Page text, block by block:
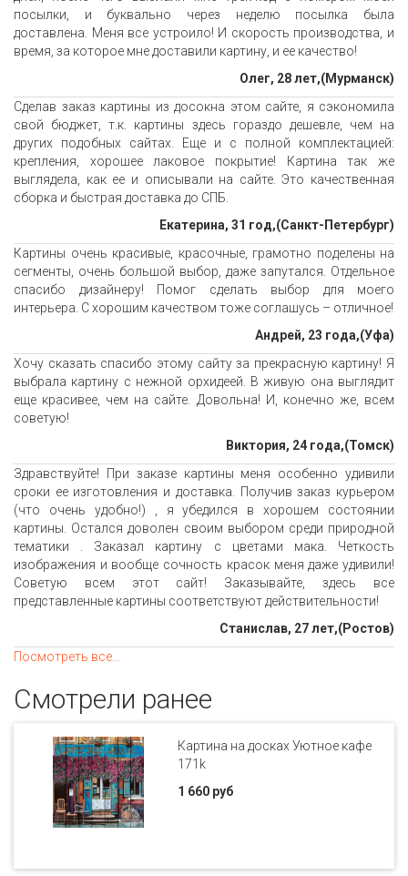
посылки, и буквально через неделю посылка была
доставлена. Меня все устроило! И скорость производства, и
время, за которое мне доставили картину, и ее качество!
Олег, 28 лет,(Мурманск)
Сделав заказ картины из досокна этом сайте, я сэкономила
свой бюджет, т.к. картины здесь гораздо дешевле, чем на
других подобных сайтах. Еще и с полной комплектацией:
крепления, хорошее лаковое покрытие! Картина так же
выглядела, как ее и описывали на сайте. Это качественная
сборка и быстрая доставка до СПБ.
Екатерина, 31 год,(Санкт-Петербург)
Картины очень красивые, красочные, грамотно поделены на
сегменты, очень большой выбор, даже запутался. Отдельное
спасибо дизайнеру! Помог сделать выбор для моего
интерьера. С хорошим качеством тоже соглашусь – отличное!
Андрей, 23 года,(Уфа)
Хочу сказать спасибо этому сайту за прекрасную картину! Я
выбрала картину с нежной орхидеей. В живую она выглядит
еще красивее, чем на сайте. Довольна! И, конечно же, всем
советую!
Виктория, 24 года,(Томск)
Здравствуйте! При заказе картины меня особенно удивили
сроки ее изготовления и доставка. Получив заказ курьером
(что очень удобно!) , я убедился в хорошем состоянии
картины. Остался доволен своим выбором среди природной
тематики . Заказал картину с цветами мака. Четкость
изображения и вообще сочность красок меня даже удивили!
Советую всем этот сайт! Заказывайте, здесь все
представленные картины соответствуют действительности!
Станислав, 27 лет,(Ростов)
Посмотреть все...
Смотрели ранее
Картина на досках Уютное кафе
171k
1 660 руб